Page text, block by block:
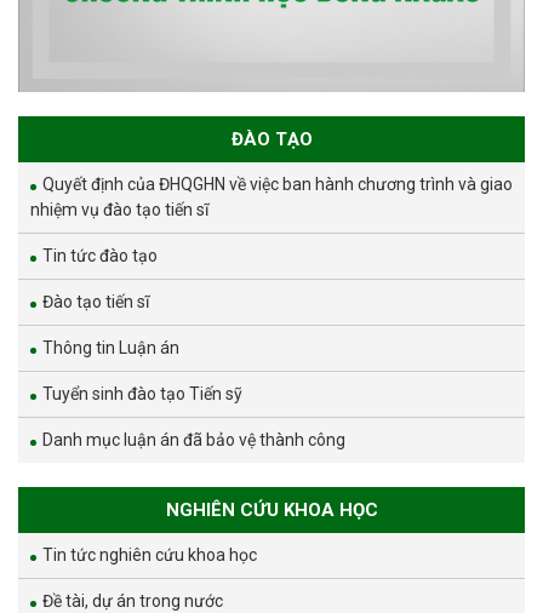
ĐÀO TẠO
Quyết định của ĐHQGHN về việc ban hành chương trình và giao
nhiệm vụ đào tạo tiến sĩ
Tin tức đào tạo
Đào tạo tiến sĩ
Thông tin Luận án
Tuyển sinh đào tạo Tiến sỹ
Danh mục luận án đã bảo vệ thành công
NGHIÊN CỨU KHOA HỌC
Tin tức nghiên cứu khoa học
Đề tài, dự án trong nước